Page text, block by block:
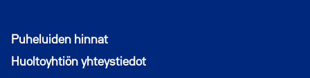
Puheluiden hinnat
Huoltoyhtiön yhteystiedot